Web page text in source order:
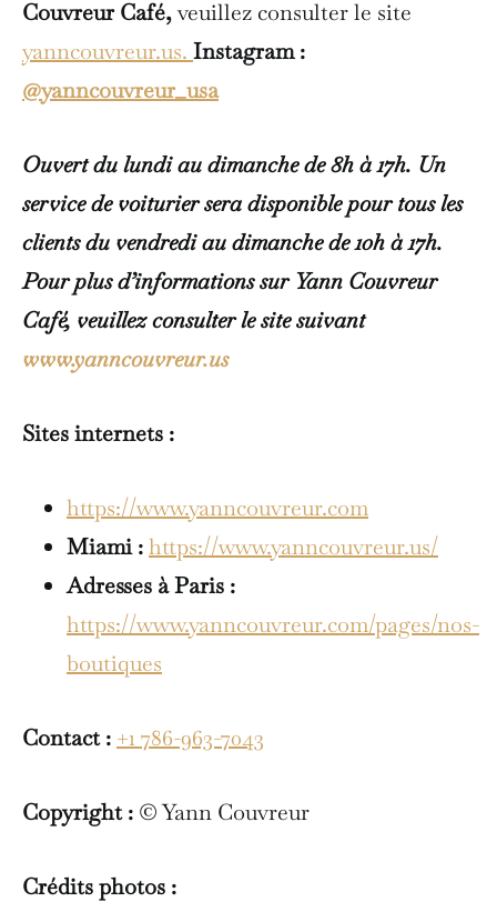
Couvreur Café,veuillez consulter le site
yanncouvreur.us. Instagram :
@yanncouvreur_usa
Ouvert du lundi au dimanche de 8h à 17h. Un
service de voiturier sera disponible pour tous les
clients du vendredi au dimanche de 10h à 17h.
Pour plus d’informations sur Yann Couvreur
Café, veuillez consulter le site suivant
www.yanncouvreur.us
Sites internets :
https://www.yanncouvreur.com
Miami :https://www.yanncouvreur.us/
Adresses à Paris :
https://www.yanncouvreur.com/pages/nos-
boutiques
Contact : +1 786-963-7043
Copyright : © Yann Couvreur
Crédits photos :